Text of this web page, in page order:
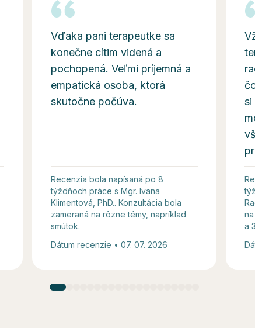
Vďaka pani terapeutke sa
konečne cítim videná a
pochopená. Veľmi príjemná a
empatická osoba, ktorá
skutočne počúva.
Recenzia bola napísaná po 8
týždňoch práce s Mgr. Ivana
Klimentová, PhD.. Konzultácia bola
zameraná na rôzne témy, napríklad
smútok.
Dátum recenzie • 07. 07. 2026
si
a